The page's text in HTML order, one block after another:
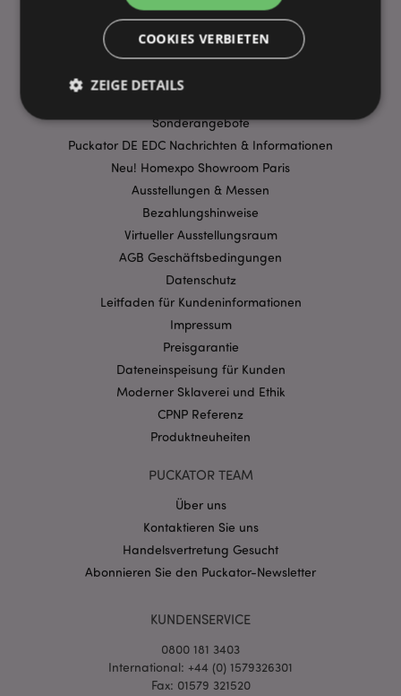
WICHTIGE INFORMATION
Sonderangebote
Puckator DE EDC Nachrichten & Informationen
Neu! Homexpo Showroom Paris
Ausstellungen & Messen
Bezahlungshinweise
Virtueller Ausstellungsraum
AGB Geschäftsbedingungen
Datenschutz
Leitfaden für Kundeninformationen
Impressum
Preisgarantie
Dateneinspeisung für Kunden
Moderner Sklaverei und Ethik
CPNP Referenz
Produktneuheiten
PUCKATOR TEAM
Über uns
Kontaktieren Sie uns
Handelsvertretung Gesucht
Abonnieren Sie den Puckator-Newsletter
KUNDENSERVICE
0800 181 3403
International: +44 (0) 1579326301
Fax: 01579 321520
COOKIES VERBIETEN
ZEIGE DETAILS
Streng-notwendige-Cookies ermöglichen
Kernfunktionen der Website wie die
Benutzeranmeldung und die Kontoverwaltung.
Ohne unbedingt notwendige cookies kann die
Name
Provider
mage-cache-storage-section-
PHPSESSID
PHP.net
Datenschutzbestimmungen von Google